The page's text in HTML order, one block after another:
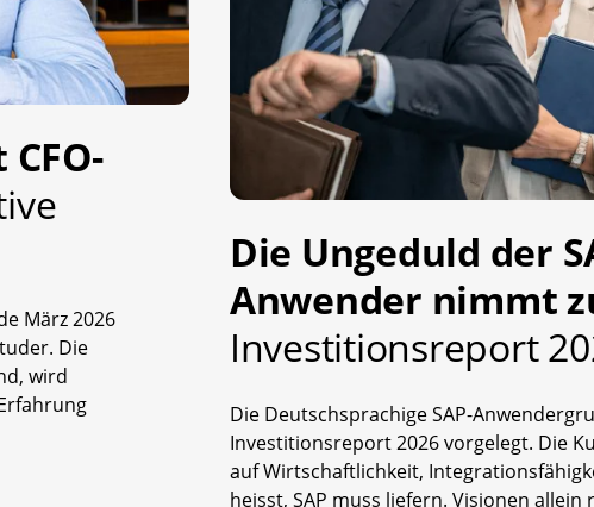
März 2026
Die
wird
Die Ungeduld der
Anwender nimmt
Investitionsreport
Die Deutschsprachige SAP-
Investitionsreport 2026 vorgelegt. Die
auf Wirtschaftlichkeit,
heisst, SAP muss liefern. Visionen